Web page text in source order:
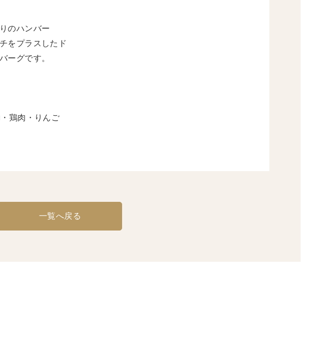
のハンバー
をプラスしたド
ーグです。
鶏肉・りんご
一覧へ戻る